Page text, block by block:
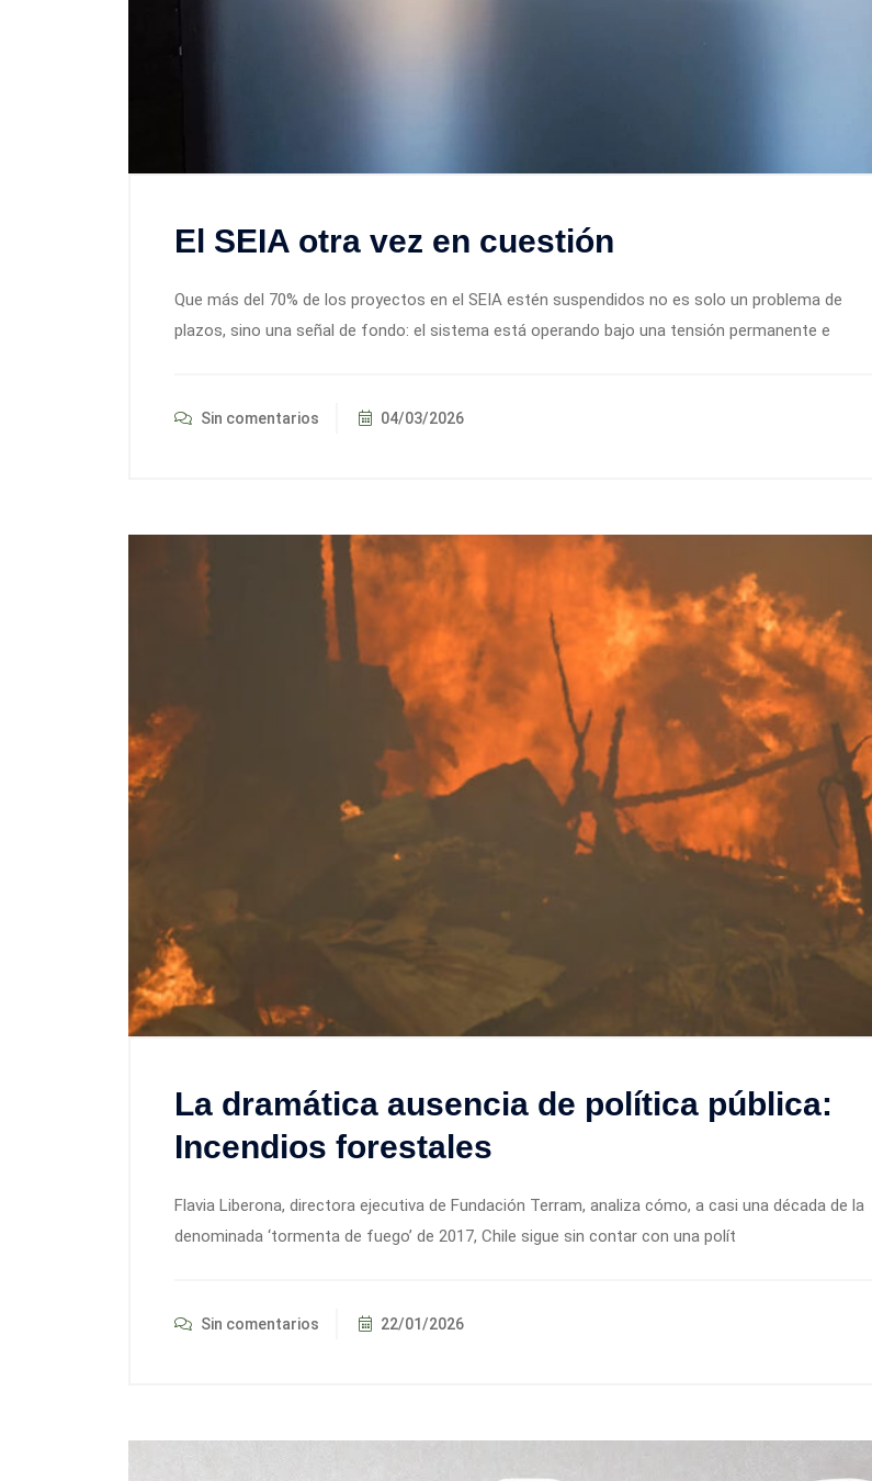
El SEIA otra vez en cuestión
Que más del 70% de los proyectos en el SEIA estén suspendidos no es solo un problema de
plazos, sino una señal de fondo: el sistema está operando bajo una tensión permanente e
Sin comentarios 04/03/2026
La dramática ausencia de política pública:
Incendios forestales
Flavia Liberona, directora ejecutiva de Fundación Terram, analiza cómo, a casi una década de la
denominada ‘tormenta de fuego’ de 2017, Chile sigue sin contar con una polít
Sin comentarios 22/01/2026